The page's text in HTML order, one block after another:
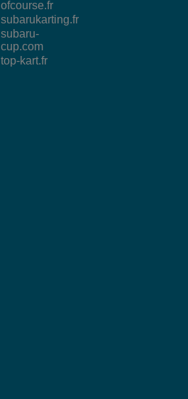
ofcourse.fr
subarukarting.fr
subaru-
cup.com
top-kart.fr